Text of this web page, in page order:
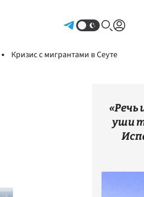
Кризис с мигрантами в Сеуте
«Речь
уши